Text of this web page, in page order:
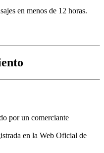
en menos de 12 horas.
por un comerciante
en la Web Oficial de